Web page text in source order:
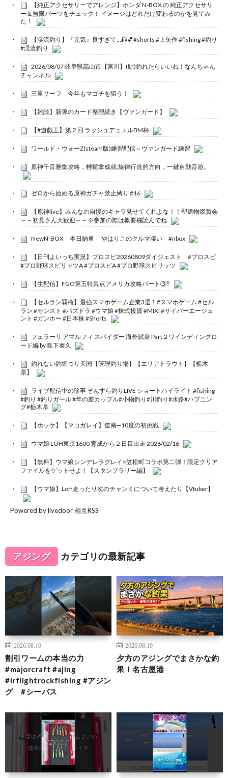
【純正アクセサリーでアレンジ】ホンダ N-BOX の 純正アクセサリ
ー＆無限パーツをチェック！ イメージはどれだけ変わるのかを見てみ
た！
【渓流釣り】『元気』良すぎて…🎣💕#shorts #上矢作 #fishing #釣り
#渓流釣り
2026/08/07 岐阜県高山市【宮川】(鮎)釣れたらいいね！なんちゃん
チャンネル
三重サーフ 今年もマゴチを狙う！
【雑談】新弾のカード整理続き【ヴァンガード】
【#遊戯王】第２回 ラッシュデュエルBM杯
ワールド・ウォーZ(steam版)練習配信～ヴァンガード練習
原神千音雅集攻略，輕鬆拿成就:旋律行進的方向，一鍵自動音遊。
ゼロから始める原神ガチャ禁止縛り #16
【原神live】みんなの自慢のキャラ見せてくれよな！！聖遺物鑑賞会
～～初見さん大歓迎～～※参加の際は概要欄読んでね
NewN-BOX 本日納車 やはりこのクルマ凄い #nbox
【日刊よいっち実況】プロスピ20260809ダイジェスト #プロスピ
#プロ野球スピリッツA #プロスピA #プロ野球スピリッツ
【生配信】FGO第五特異点アメリカ攻略パート③‼️
【セルラン覇権】最強スマホゲーム企業3選！#スマホゲーム #セル
ラン #モンスト #パズドラ #ウマ娘 #株式投資 #MIXI #サイバーエージェ
ント #ガンホー #日本株 #Shorts
フェラーリ アマルフィ スパイダー 海外試乗 Part.2 ワインディングロ
ード編 by 島下泰久
釣れない釣堀つり天国【管理釣り場】【エリアトラウト】【栃木
県】
ライブ配信中の珍事 ぞんすら釣りLIVE ショートハイライト #fishing
#釣り #釣りガール #年の差カップル#小物釣り#川釣り#水路#ハプニン
グ#栃木県
【ホッケ】【マコガレイ】道南➖10度の初挑戦
ウマ娘 LOH東京1600 育成から２日目出走 2026/02/16
【無料】ウマ娘シンデレラグレイ×笠松町コラボ第二弾！限定クリア
ファイルをゲットせよ！【スタンプラリー編】
【ウマ娘】LoH走ったり次のチャンミについて考えたり【Vtuber】
Powered by livedoor 相互RSS
アジング カテゴリの最新記事
2026.08.10
割引ワームの本当の力
#majorcraft #ajing
#lrflightrockfishing #アジン
グ #シーバス
2026.08.10
夕方のアジングでまさかな釣
果！名古屋港